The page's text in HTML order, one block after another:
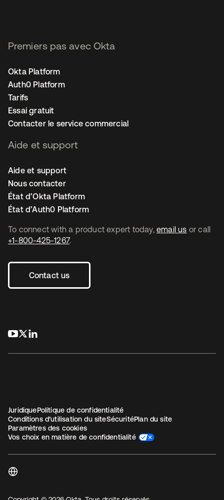
To connect with a product expert today, email us or call
+1-800-425-1267.
Contact us
s’ouvre dans un nouvel onglet
s’ouvre dans un nouvel onglet
Premiers pas avec Okta
Okta Platform
Auth0 Platform
Tarifs
Essai gratuit
Contacter le service commercial
Aide et support
Aide et support
Nous contacter
État d’Okta Platform
État d’Auth0 Platform
JuridiquePolitique de confidentialité
Conditions d’utilisation du siteSécuritéPlan du site
Paramètres des cookies
Vos choix en matière de confidentialité